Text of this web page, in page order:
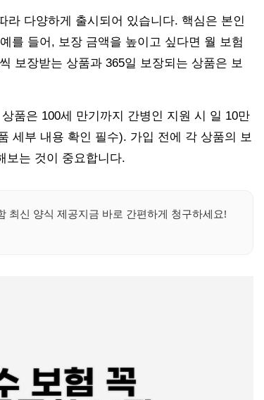
라 다양하게 출시되어 있습니다. 핵심은 본인
를 들어, 보장 금액을 높이고 싶다면 월 보험
보장받는 상품과 365일 보장되는 상품은 보
품은 100세 만기까지 간병인 지원 시 일 10만
세부 내용 확인 필수). 가입 전에 각 상품의 보
보는 것이 중요합니다.
최신 양식 제공지금 바로 간편하게 청구하세요!